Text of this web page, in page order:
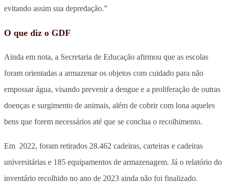
evitando assim sua depredação.”
O que diz o GDF
Ainda em nota, a Secretaria de Educação afirmou que as escolas
foram orientadas a armazenar os objetos com cuidado para não
empossar água, visando prevenir a dengue e a proliferação de outras
doenças e surgimento de animais, além de cobrir com lona aqueles
bens que forem necessários até que se conclua o recolhimento.
Em 2022, foram retirados 28.462 cadeiras, carteiras e cadeiras
universitárias e 185 equipamentos de armazenagem. Já o relatório do
inventário recolhido no ano de 2023 ainda não foi finalizado.